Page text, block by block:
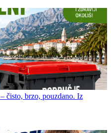
čisto, brzo, pouzdano. Iz